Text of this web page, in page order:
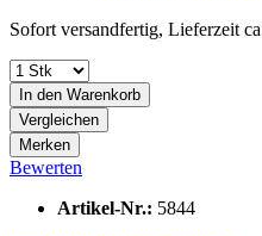
Sofort versandfertig, Lieferzeit
In den Warenkorb
Vergleichen
Merken
Bewerten
Artikel-Nr.: 5844